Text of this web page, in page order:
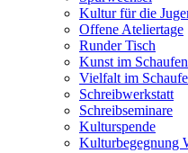
Kultur für die
Offene Ateliertage
Runder Tisch
Kunst im
Vielfalt im
Schreibwerkstatt
Schreibseminare
Kulturspende
Kulturbegegnung